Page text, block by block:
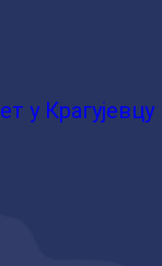
у Крагујевцу